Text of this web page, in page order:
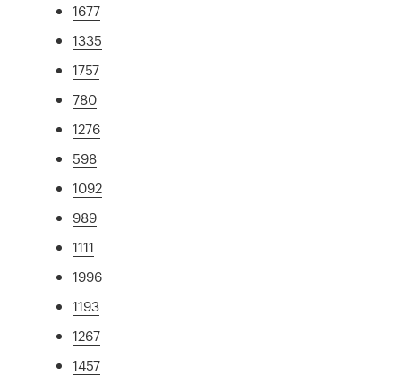
1677
1335
1757
780
1276
598
1092
989
1111
1996
1193
1267
1457